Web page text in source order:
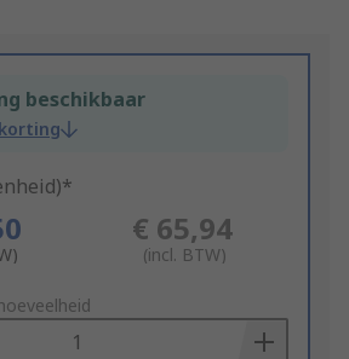
beschikbaar
€ 65,94
(incl. BTW)